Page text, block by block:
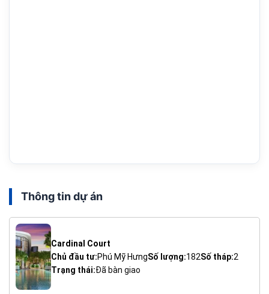
Thông tin dự án
Cardinal Court
Chủ đầu tư:Phú Mỹ HưngSố lượng:182Số tháp:2
Trạng thái:Đã bàn giao